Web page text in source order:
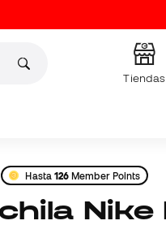
Tiendas
Hasta 126 Member Points